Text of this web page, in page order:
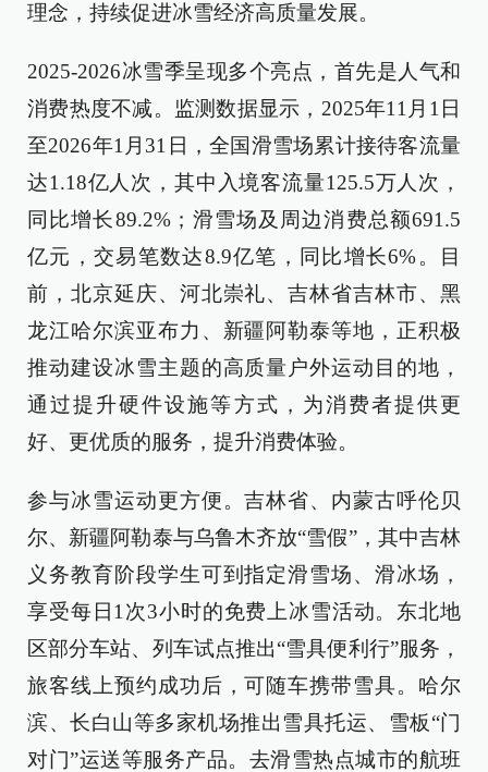
理念，持续促进冰雪经济高质量发展。
2025-2026冰雪季呈现多个亮点，首先是人气和
消费热度不减。监测数据显示，2025年11月1日
至2026年1月31日，全国滑雪场累计接待客流量
达1.18亿人次，其中入境客流量125.5万人次，
同比增长89.2%；滑雪场及周边消费总额691.5
亿元，交易笔数达8.9亿笔，同比增长6%。目
前，北京延庆、河北崇礼、吉林省吉林市、黑
龙江哈尔滨亚布力、新疆阿勒泰等地，正积极
推动建设冰雪主题的高质量户外运动目的地，
通过提升硬件设施等方式，为消费者提供更
好、更优质的服务，提升消费体验。
参与冰雪运动更方便。吉林省、内蒙古呼伦贝
尔、新疆阿勒泰与乌鲁木齐放“雪假”，其中吉林
义务教育阶段学生可到指定滑雪场、滑冰场，
享受每日1次3小时的免费上冰雪活动。东北地
区部分车站、列车试点推出“雪具便利行”服务，
旅客线上预约成功后，可随车携带雪具。哈尔
滨、长白山等多家机场推出雪具托运、雪板“门
对门”运送等服务产品。去滑雪热点城市的航班